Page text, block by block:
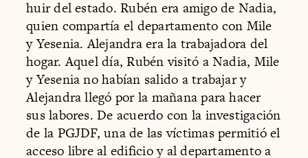
huir del estado. Rubén era amigo de Nadia,
quien compartía el departamento con Mile
y Yesenia. Alejandra era la trabajadora del
hogar. Aquel día, Rubén visitó a Nadia, Mile
y Yesenia no habían salido a trabajar y
Alejandra llegó por la mañana para hacer
sus labores. De acuerdo con la investigación
de la PGJDF, una de las víctimas permitió el
acceso libre al edificio y al departamento a